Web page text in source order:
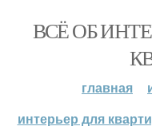
ВСЁ ОБ
главная
интерьер для